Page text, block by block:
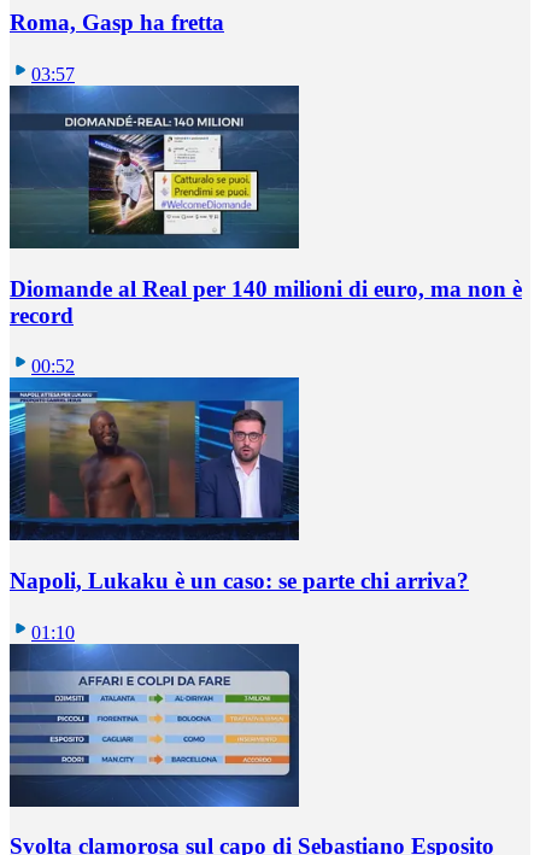
Roma, Gasp ha fretta
03:57
Diomande al Real per 140 milioni di euro, ma non è
record
00:52
Napoli, Lukaku è un caso: se parte chi arriva?
01:10
Svolta clamorosa sul capo di Sebastiano Esposito